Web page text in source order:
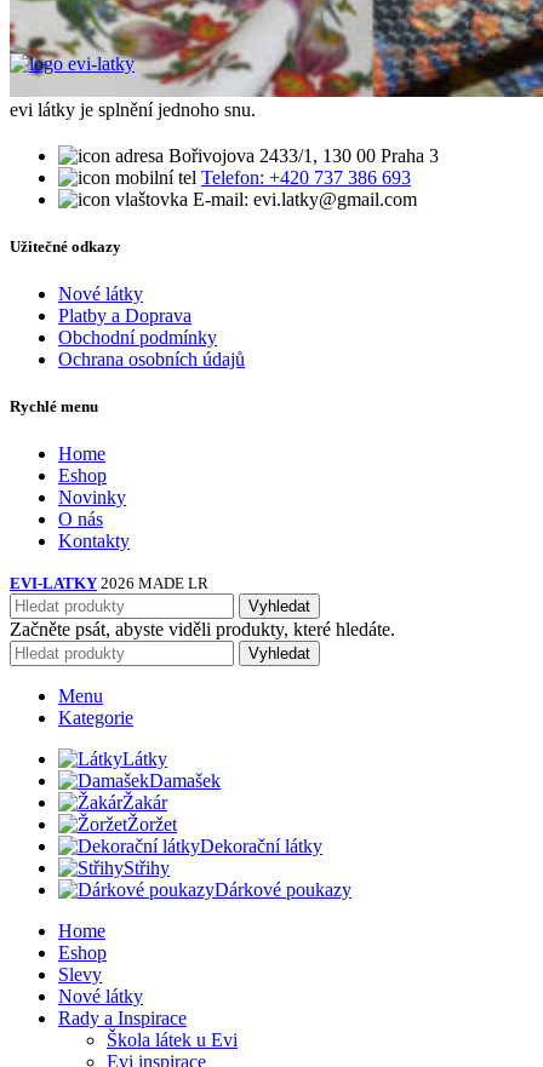
evi látky je splnění jednoho snu.
Bořivojova 2433/1, 130 00 Praha 3
Telefon: +420 737 386 693
E-mail: evi.latky@gmail.com
Užitečné odkazy
Nové látky
Platby a Doprava
Obchodní podmínky
Ochrana osobních údajů
Rychlé menu
Home
Eshop
Novinky
O nás
Kontakty
EVI-LATKY 2026 MADE LR
Vyhledat
Začněte psát, abyste viděli produkty, které hledáte.
Vyhledat
Menu
Kategorie
Látky
Damašek
Žakár
Žoržet
Dekorační látky
Střihy
Dárkové poukazy
Home
Eshop
Slevy
Nové látky
Rady a Inspirace
Škola látek u Evi
Evi inspirace